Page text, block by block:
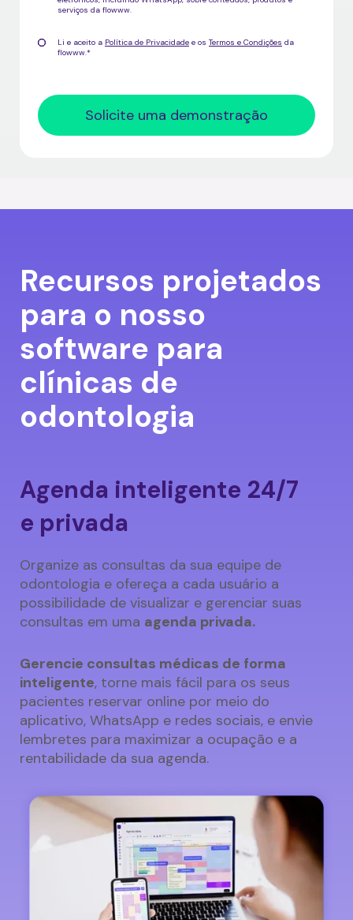
serviços da flowww.
Li e aceito a Política de Privacidade e os Termos e Condições da
flowww.*
Recursos projetados
para o nosso
software para
clínicas de
odontologia
Agenda inteligente 24/7
e privada
Organize as consultas da sua equipe de
odontologia e ofereça a cada usuário a
possibilidade de visualizar e gerenciar suas
consultas em uma agenda privada.
Gerencie consultas médicas de forma
inteligente, torne mais fácil para os seus
pacientes reservar online por meio do
aplicativo, WhatsApp e redes sociais, e envie
lembretes para maximizar a ocupação e a
rentabilidade da sua agenda.